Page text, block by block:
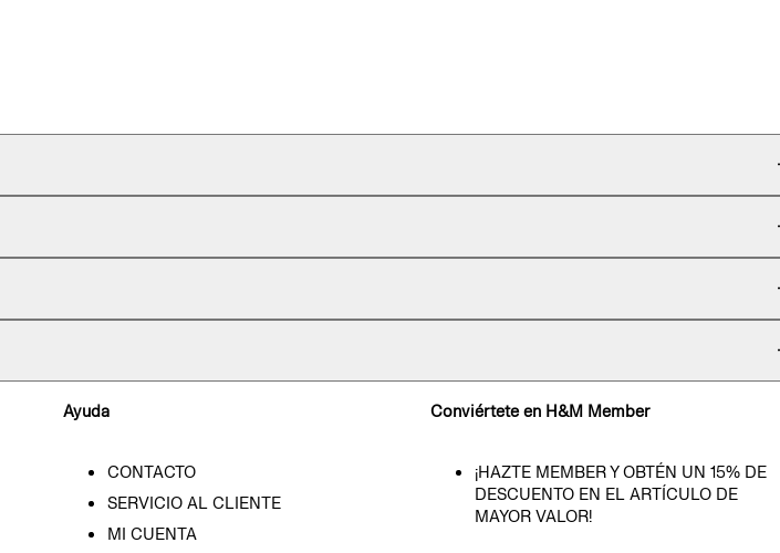
Ayuda
CONTACTO
SERVICIO AL CLIENTE
MI CUENTA
Conviértete en H&M Member
¡HAZTE MEMBER Y OBTÉN UN 15% DE
DESCUENTO EN EL ARTÍCULO DE
MAYOR VALOR!